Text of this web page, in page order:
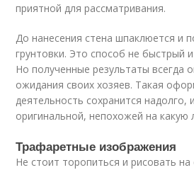
приятной для рассматривания.
До нанесения стена шпаклюется и
грунтовки. Это способ не быстрый
Но полученные результаты всегда
ожидания своих хозяев. Такая
деятельность сохранится надолго,
оригинальной, непохожей на какую
Трафаретные изображения
Не стоит торопиться и рисовать на